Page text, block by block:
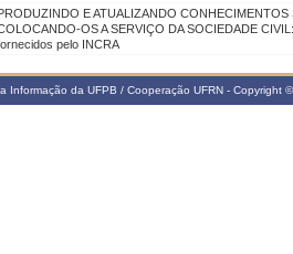
E ATUALIZANDO CONHECIMENTOS
OS A SERVIÇO DA SOCIEDADE
pelo INCRA
Informação da UFPB / Cooperação UFRN -